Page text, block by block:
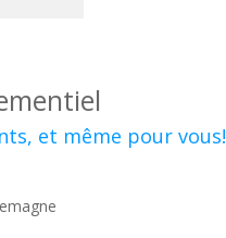
et même pour vous!